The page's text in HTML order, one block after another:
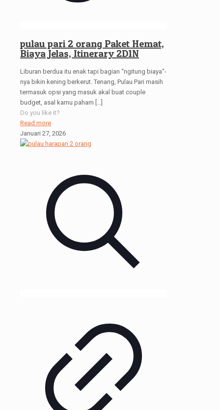
pulau pari 2 orang Paket Hemat,
Biaya Jelas, Itinerary 2D1N
Liburan berdua itu enak tapi bagian “ngitung biaya”-
nya bikin kening berkerut. Tenang, Pulau Pari masih
termasuk opsi yang masuk akal buat couple
budget, asal kamu paham […]
Do you like it?
Read more
Januari 27, 2026